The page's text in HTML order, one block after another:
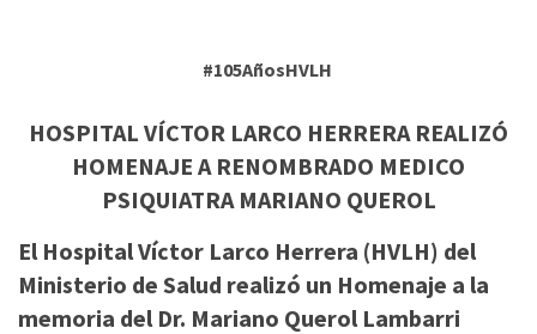
#105AñosHVLH
HOSPITAL VÍCTOR LARCO HERRERA REALIZÓ
HOMENAJE A RENOMBRADO MEDICO
PSIQUIATRA MARIANO QUEROL
El Hospital Víctor Larco Herrera (HVLH) del
Ministerio de Salud realizó un Homenaje a la
memoria del Dr. Mariano Querol Lambarri